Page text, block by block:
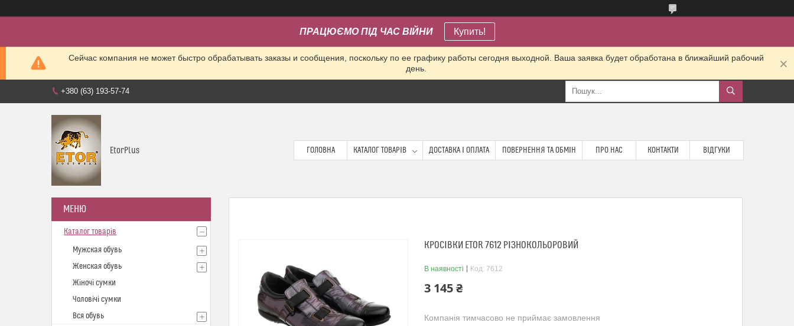
ПРАЦЮЄМО ПІД ЧАС ВІЙНИ Купить!
Сейчас компания не может быстро обрабатывать заказы и сообщения, поскольку по ее графику работы сегодня выходной. Ваша заявка будет обработана в ближайший рабочий
день.
+380 (63) 193-57-74
EtorPlus ГОЛОВНА КАТАЛОГ ТОВАРІВ ДОСТАВКА І ОПЛАТА ПОВЕРНЕННЯ ТА ОБМІН ПРО НАС КОНТАКТИ ВІДГУКИ
КРОСІВКИ ETOR 7612 РІЗНОКОЛЬОРОВИЙ
В наявності Код: 7612
3 145 ₴
Компанія тимчасово не приймає замовлення
Каталог товарів
Мужская обувь
Женская обувь
Жіночі сумки
Чоловічі сумки
Вся обувь